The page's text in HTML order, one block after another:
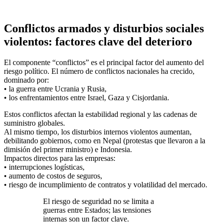
Conflictos armados y disturbios sociales
violentos: factores clave del deterioro
El componente “conflictos” es el principal factor del aumento del
riesgo político. El número de conflictos nacionales ha crecido,
dominado por:
• la guerra entre Ucrania y Rusia,
• los enfrentamientos entre Israel, Gaza y Cisjordania.
Estos conflictos afectan la estabilidad regional y las cadenas de
suministro globales.
Al mismo tiempo, los disturbios internos violentos aumentan,
debilitando gobiernos, como en Nepal (protestas que llevaron a la
dimisión del primer ministro) e Indonesia.
Impactos directos para las empresas:
• interrupciones logísticas,
• aumento de costos de seguros,
• riesgo de incumplimiento de contratos y volatilidad del mercado.
El riesgo de seguridad no se limita a
guerras entre Estados; las tensiones
internas son un factor clave.